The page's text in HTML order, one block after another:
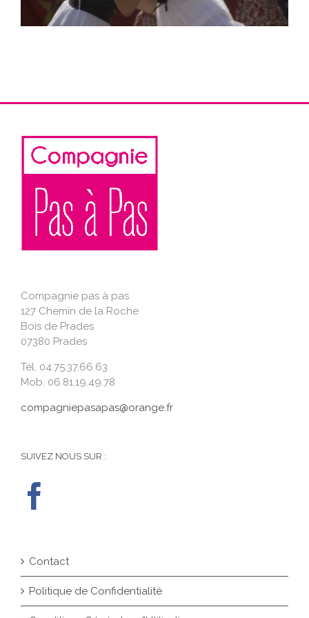
Compagnie pas à pas
127 Chemin de la Roche
Bois de Prades
07380 Prades
Tél. 04.75.37.66.63
Mob. 06.81.19.49.78
compagniepasapas@orange.fr
SUIVEZ NOUS SUR :
Contact
Politique de Confidentialité